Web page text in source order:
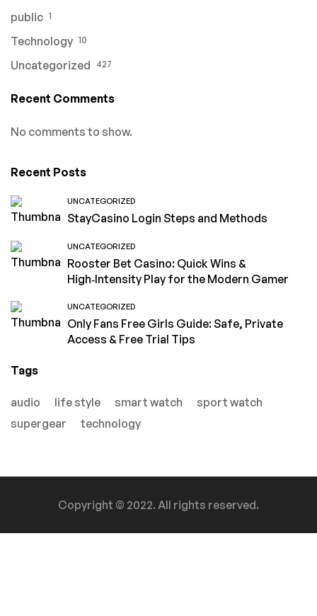
public 1
Technology 10
Uncategorized 427
Recent Comments
No comments to show.
Recent Posts
UNCATEGORIZED
StayCasino Login Steps and Methods
UNCATEGORIZED
Rooster Bet Casino: Quick Wins &
High‑Intensity Play for the Modern Gamer
UNCATEGORIZED
Only Fans Free Girls Guide: Safe, Private
Access & Free Trial Tips
Tags
audio life style smart watch
sport watch
supergear
technology
Copyright © 2022. All rights reserved.